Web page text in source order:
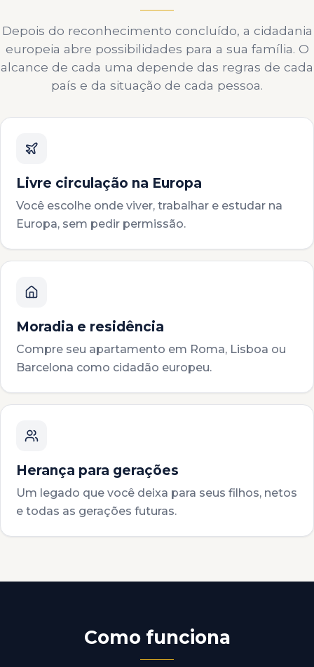
Depois do reconhecimento concluído, a cidadania
europeia abre possibilidades para a sua família. O
alcance de cada uma depende das regras de cada
país e da situação de cada pessoa.
Livre circulação na Europa
Você escolhe onde viver, trabalhar e estudar na
Europa, sem pedir permissão.
Moradia e residência
Compre seu apartamento em Roma, Lisboa ou
Barcelona como cidadão europeu.
Herança para gerações
Um legado que você deixa para seus filhos, netos
e todas as gerações futuras.
Como funciona